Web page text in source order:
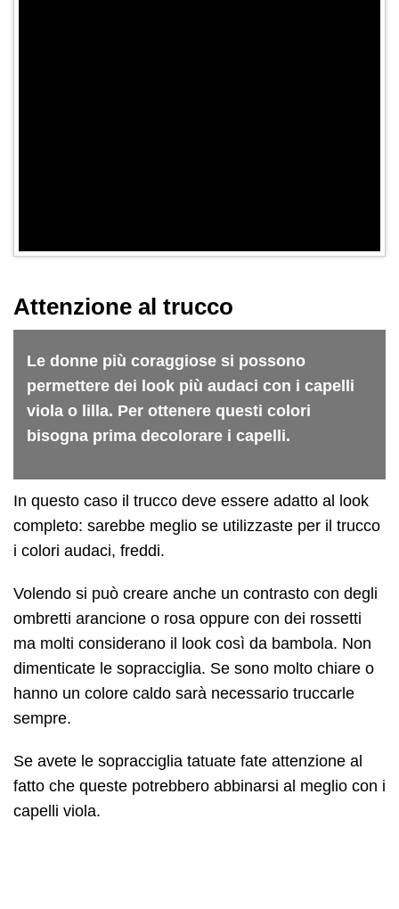
Attenzione al trucco
Le donne più coraggiose si possono
permettere dei look più audaci con i capelli
viola o lilla. Per ottenere questi colori
bisogna prima decolorare i capelli.
In questo caso il trucco deve essere adatto al look
completo: sarebbe meglio se utilizzaste per il trucco
i colori audaci, freddi.
Volendo si può creare anche un contrasto con degli
ombretti arancione o rosa oppure con dei rossetti
ma molti considerano il look così da bambola. Non
dimenticate le sopracciglia. Se sono molto chiare o
hanno un colore caldo sarà necessario truccarle
sempre.
Se avete le sopracciglia tatuate fate attenzione al
fatto che queste potrebbero abbinarsi al meglio con i
capelli viola.